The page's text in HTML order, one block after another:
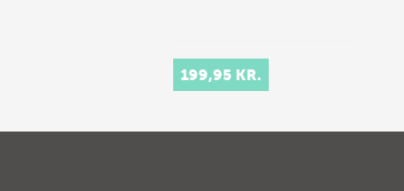
199,95 KR.